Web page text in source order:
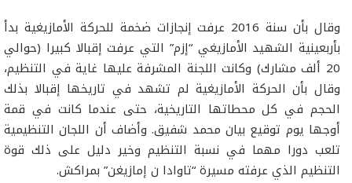
وقال بأن سنة 2016 عرفت إنجازات ضخمة للحركة الأمازيغية بدأ
بأربعينية الشهيد الأمازيغي “إزم” التي عرفت إقبالا كبيرا (حوالي
20 ألف مشارك) وكانت اللجنة المشرفة عليها غاية في التنظيم،
وقال بأن الحركة الأمازيغية لم تشهد في تاريخها إقبالا بذلك
الحجم في كل محطاتها التاريخية، حتى عندما كانت في قمة
أوجها يوم توقيع بيان محمد شفيق. وأضاف أن اللجان التنظيمية
تلعب دورا مهما في نسبة التنظيم وخير دليل على ذلك قوة
التنظيم الذي عرفته مسيرة “تاوادا ن إمازيغن” بمراكش.